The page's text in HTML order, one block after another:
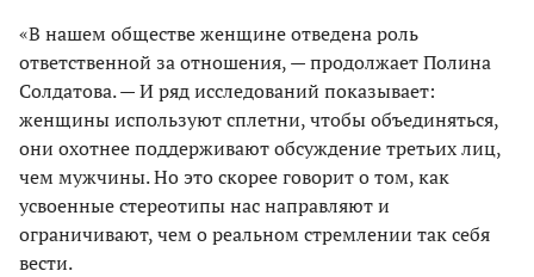
«В нашем обществе женщине отведена роль
ответственной за отношения, — продолжает Полина
Солдатова. — И ряд исследований показывает:
женщины используют сплетни, чтобы объединяться,
они охотнее поддерживают обсуждение третьих лиц,
чем мужчины. Но это скорее говорит о том, как
усвоенные стереотипы нас направляют и
ограничивают, чем о реальном стремлении так себя
вести.